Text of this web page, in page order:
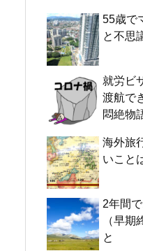
55歳で
と不思
就労ビ
渡航で
悶絶物
海外旅
いこと
2年間
（早期
と